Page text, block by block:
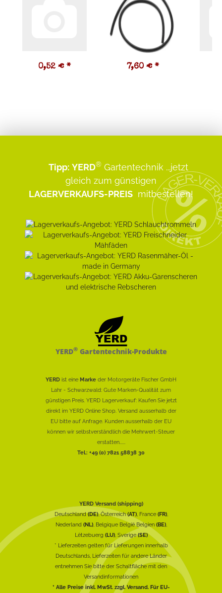
0,52 € * 7,60 € *
Tipp: YERD® Gartentechnik ...jetzt
gleich zum günstigen
LAGERVERKAUFS-PREIS mitbestellen!
YERD®Gartentechnik-Produkte
YERD ist eine Marke der Motorgeräte Fischer GmbH
Lahr - Schwarzwald: Gute Marken-Qualität zum
günstigen Preis. YERD Lagerverkauf: Kaufen Sie jetzt
direkt im YERD Online Shop. Versand ausserhalb der
EU bitte auf Anfrage. Kunden ausserhalb der EU
können wir selbstverständlich die Mehrwert-Steuer
erstatten......
Tel.: +49 (0) 7821 58838 30
YERD Versand (shipping)
Deutschland(DE), Österreich(AT), France (FR),
Nederland (NL), Belgique België Belgien (BE),
Lëtzebuerg (LU), Sverige(SE)
* Lieferzeiten gelten für Lieferungen innerhalb
Deutschlands, Lieferzeiten für andere Länder
entnehmen Sie bitte der Schaltfläche mit den
Versandinformationen
* Alle Preise inkl. MwSt. zzgl. Versand. Für EU-